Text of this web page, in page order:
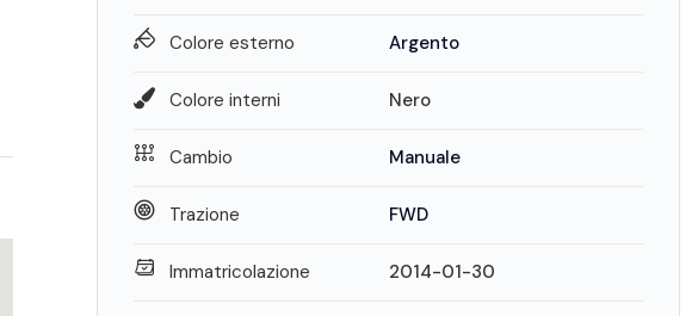
Colore esterno Argento
Colore interni Nero
Cambio Manuale
Trazione FWD
Immatricolazione 2014-01-30